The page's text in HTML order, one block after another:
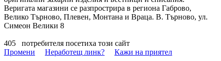
Веригата магазини се разпрострира в региона Габрово,
Велико Търново, Плевен, Монтана и Враца. В. Търново, ул.
Симеон Велики 8
405 потребителя посетиха този сайт
Промени
Неработещ линк? Кажи на приятел